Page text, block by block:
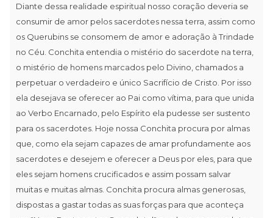
Diante dessa realidade espiritual nosso coração deveria se
consumir de amor pelos sacerdotes nessa terra, assim como
os Querubins se consomem de amor e adoração à Trindade
no Céu. Conchita entendia o mistério do sacerdote na terra,
o mistério de homens marcados pelo Divino, chamados a
perpetuar o verdadeiro e único Sacrifício de Cristo. Por isso
ela desejava se oferecer ao Pai como vítima, para que unida
ao Verbo Encarnado, pelo Espírito ela pudesse ser sustento
para os sacerdotes. Hoje nossa Conchita procura por almas
que, como ela sejam capazes de amar profundamente aos
sacerdotes e desejem e oferecer a Deus por eles, para que
eles sejam homens crucificados e assim possam salvar
muitas e muitas almas. Conchita procura almas generosas,
dispostas a gastar todas as suas forças para que aconteça